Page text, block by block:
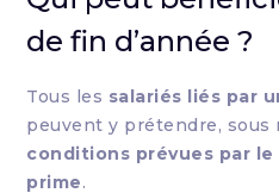
de fin d’année ?
Tous les salariés liés par
peuvent y prétendre, sous
conditions prévues par
prime.